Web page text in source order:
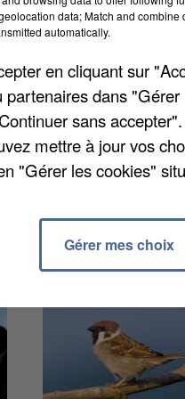
du mois de
pour les élèves
de leur
intercommunal).
subvention pour un
de l'Essonne,
d'incertitudes ».
data; Match and
automatically.
en cliquant sur
partenaires dans
sans
mettre à jour vos
"Gérer les cookies"
Gérer mes choix